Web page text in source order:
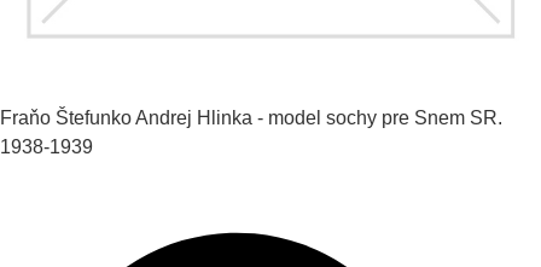
Fraňo ŠtefunkoAndrej Hlinka - model sochy pre Snem SR.
1938-1939